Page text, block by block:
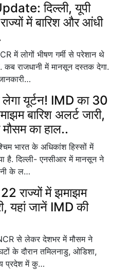
दिल्ली, यूपी
में बारिश और आंधी
में लोगों भीषण गर्मी से परेशान थे
राजधानी में मानसून दस्तक देगा.
लेगा यूर्टन! IMD का 30
बारिश अलर्ट जारी,
का हाल..
भारत के अधिकांश हिस्सों में
है. दिल्ली- एनसीआर में मानसून ने
के ल…
राज्यों में झमाझम
यहां जानें IMD की
से लेकर देशभर में मौसम ने
के दौरान तमिलनाडु, ओडिशा,
प्रदेश में कु…